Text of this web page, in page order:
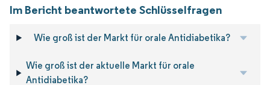
Im Bericht beantwortete Schlüsselfragen
Wie groß ist der Markt für orale Antidiabetika?
Wie groß ist der aktuelle Markt für orale
Antidiabetika?